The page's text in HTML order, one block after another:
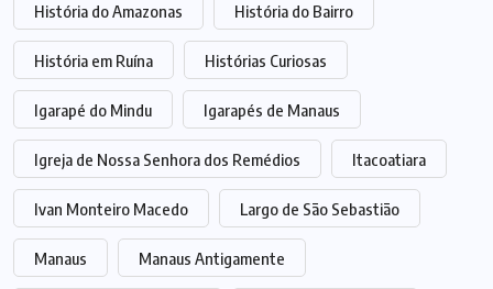
História do Amazonas História do Bairro
História em Ruína Histórias Curiosas
Igarapé do Mindu Igarapés de Manaus
Igreja de Nossa Senhora dos Remédios Itacoatiara
Ivan Monteiro Macedo Largo de São Sebastião
Manaus Manaus Antigamente